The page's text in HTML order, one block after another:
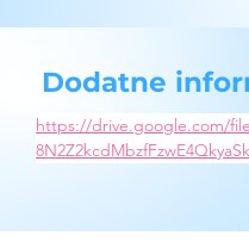
Dodatne
https://drive.google.com/